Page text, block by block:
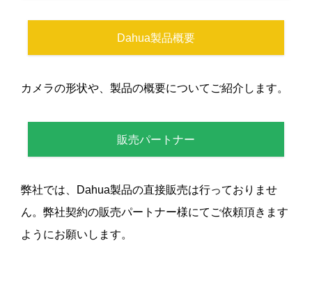
Dahua製品概要
カメラの形状や、製品の概要についてご紹介します。
販売パートナー
弊社では、Dahua製品の直接販売は行っておりませ
ん。弊社契約の販売パートナー様にてご依頼頂きます
ようにお願いします。